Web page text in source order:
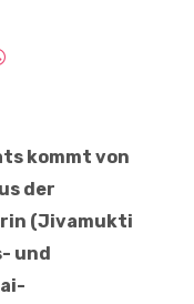
kommt von
der
(Jivamukti
und